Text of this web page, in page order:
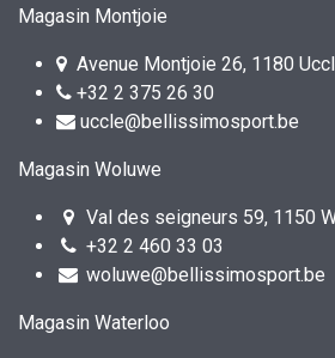
Magasin Montjoie
Avenue Montjoie 26, 1180
+32 2 375 26 30
uccle@bellissimosport.be
Magasin Woluwe
Val des seigneurs 59, 1150
+32 2 460 33 03
woluwe@bellissimosport.be
Magasin Waterloo